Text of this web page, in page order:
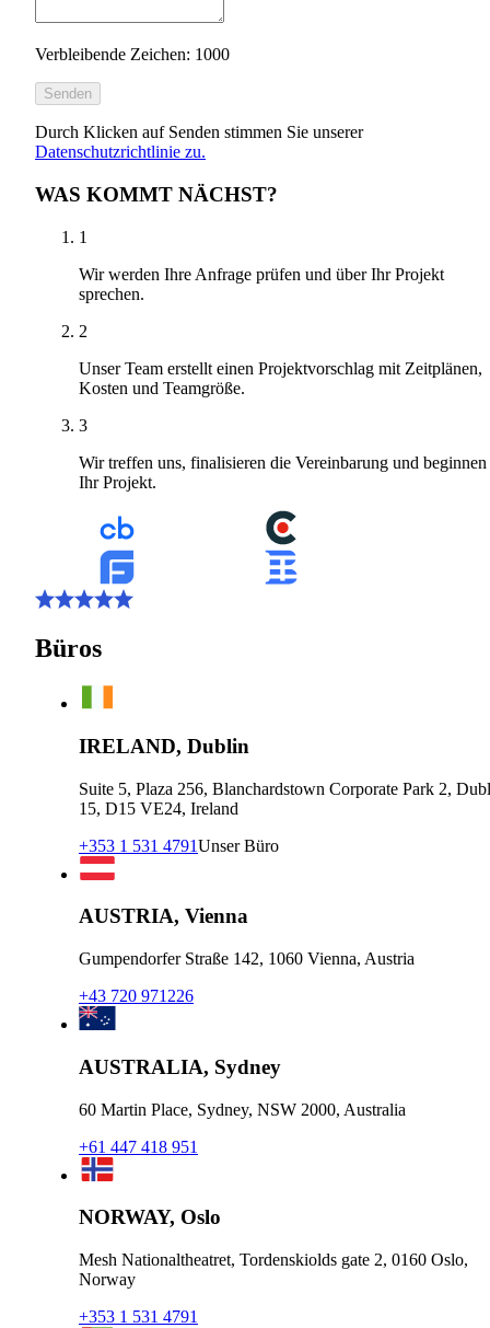
Verbleibende Zeichen: 1000
Senden
Durch Klicken auf Senden stimmen Sie unserer
Datenschutzrichtlinie zu.
WAS KOMMT NÄCHST?
1
Wir werden Ihre Anfrage prüfen und über Ihr Projekt
sprechen.
2
Unser Team erstellt einen Projektvorschlag mit Zeitplänen,
Kosten und Teamgröße.
3
Wir treffen uns, finalisieren die Vereinbarung und beginnen
Ihr Projekt.
Büros
IRELAND, Dublin
Suite 5, Plaza 256, Blanchardstown Corporate Park 2,
15, D15 VE24, Ireland
+353 1 531 4791Unser Büro
AUSTRIA, Vienna
Gumpendorfer Straße 142, 1060 Vienna, Austria
+43 720 971226
AUSTRALIA, Sydney
60 Martin Place, Sydney, NSW 2000, Australia
+61 447 418 951
NORWAY, Oslo
Mesh Nationaltheatret, Tordenskiolds gate 2, 0160 Oslo,
Norway
+353 1 531 4791